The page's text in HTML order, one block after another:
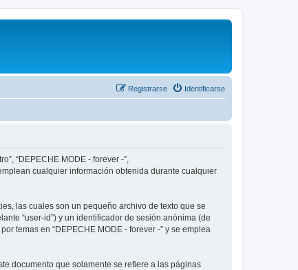
Identificarse
Registrarse
“DEPECHE MODE - forever -”,
emplean cualquier información obtenida durante cualquier
las cuales son un pequeño archivo de texto que se
“user-id”) y un identificador de sesión anónima (de
temas en “DEPECHE MODE - forever -” y se emplea
documento que solamente se refiere a las páginas